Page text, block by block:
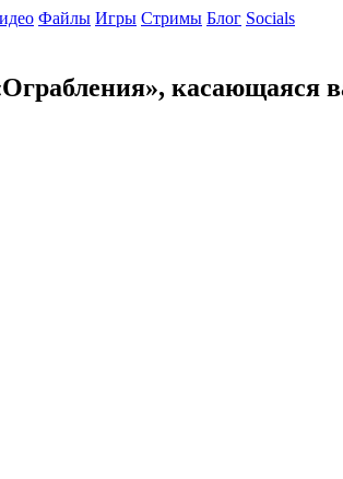
Файлы Игры Cтримы Блог Socials
касающаяся